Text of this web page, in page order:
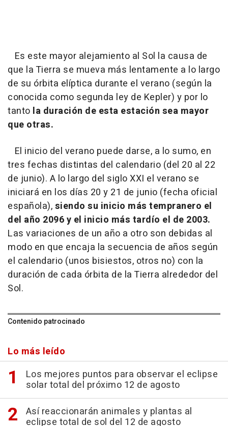
Es este mayor alejamiento al Sol la causa de
que la Tierra se mueva más lentamente a lo largo
de su órbita elíptica durante el verano (según la
conocida como segunda ley de Kepler) y por lo
tanto la duración de esta estación sea mayor
que otras.
El inicio del verano puede darse, a lo sumo, en
tres fechas distintas del calendario (del 20 al 22
de junio). A lo largo del siglo XXI el verano se
iniciará en los días 20 y 21 de junio (fecha oficial
española),siendo su inicio más tempranero el
del año 2096 y el inicio más tardío el de 2003.
Las variaciones de un año a otro son debidas al
modo en que encaja la secuencia de años según
el calendario (unos bisiestos, otros no) con la
duración de cada órbita de la Tierra alrededor del
Sol.
Contenido patrocinado
Lo más leído
Los mejores puntos para observar el eclipse
solar total del próximo 12 de agosto
Así reaccionarán animales y plantas al
eclipse total de sol del 12 de agosto